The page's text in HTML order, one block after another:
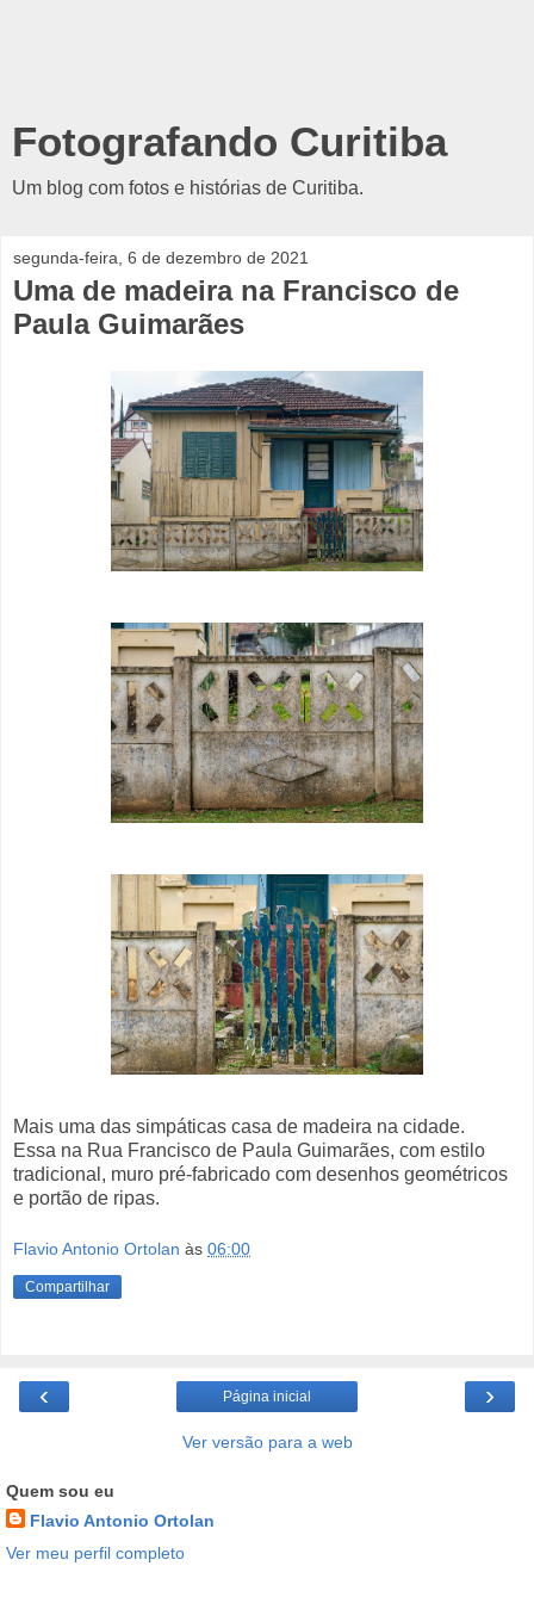
Fotografando Curitiba
Um blog com fotos e histórias de Curitiba.
segunda-feira, 6 de dezembro de 2021
Uma de madeira na Francisco de
Paula Guimarães
Mais uma das simpáticas casa de madeira na cidade.
Essa na Rua Francisco de Paula Guimarães, com estilo
tradicional, muro pré-fabricado com desenhos geométricos
e portão de ripas.
Flavio Antonio Ortolan às 06:00
Compartilhar
‹ ›
Página inicial
Ver versão para a web
Quem sou eu
Flavio Antonio Ortolan
Ver meu perfil completo